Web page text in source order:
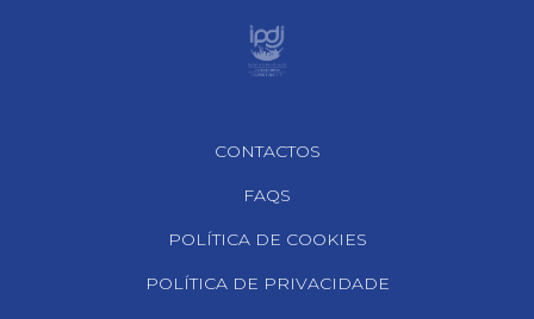
CONTACTOS
FAQS
POLÍTICA DE COOKIES
POLÍTICA DE PRIVACIDADE